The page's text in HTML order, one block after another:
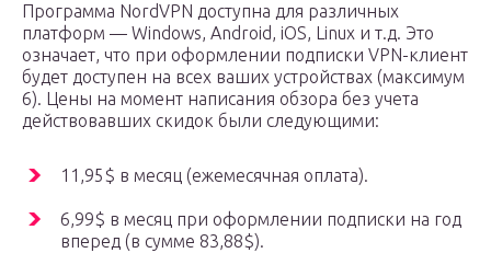
Программа NordVPN доступна для различных
платформ — Windows, Android, iOS, Linux и т.д. Это
означает, что при оформлении подписки VPN-клиент
будет доступен на всех ваших устройствах (максимум
6). Цены на момент написания обзора без учета
действовавших скидок были следующими:
11,95$ в месяц (ежемесячная оплата).
6,99$ в месяц при оформлении подписки на год
вперед (в сумме 83,88$).